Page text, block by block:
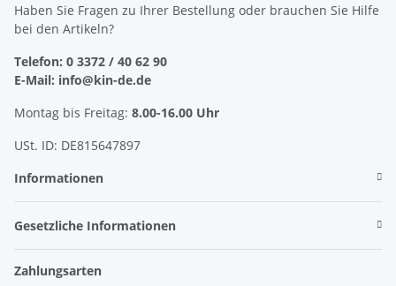
Haben Sie Fragen zu Ihrer Bestellung oder brauchen Sie Hilfe
bei den Artikeln?
Telefon: 0 3372 / 40 62 90
E-Mail: info@kin-de.de
Montag bis Freitag: 8.00-16.00 Uhr
USt. ID: DE815647897
Informationen
Gesetzliche Informationen
Zahlungsarten